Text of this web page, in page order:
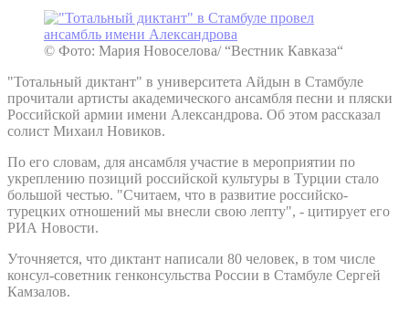
© Фото: Мария Новоселова/ “Вестник Кавказа“
"Тотальный диктант" в университета Айдын в Стамбуле
прочитали артисты академического ансамбля песни и пляски
Российской армии имени Александрова. Об этом рассказал
солист Михаил Новиков.
По его словам, для ансамбля участие в мероприятии по
укреплению позиций российской культуры в Турции стало
большой честью. "Считаем, что в развитие российско-
турецких отношений мы внесли свою лепту", - цитирует его
РИА Новости.
Уточняется, что диктант написали 80 человек, в том числе
консул-советник генконсульства России в Стамбуле Сергей
Камзалов.